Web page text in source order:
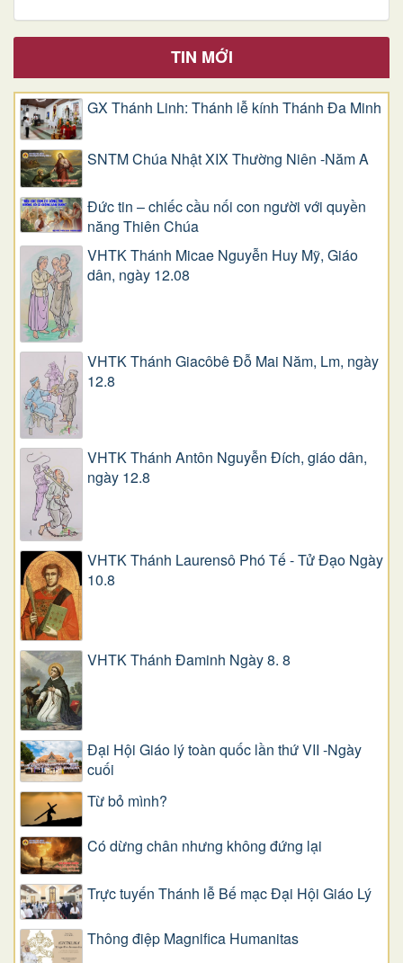
TIN MỚI
GX Thánh Linh: Thánh lễ kính Thánh Đa Minh
SNTM Chúa Nhật XIX Thường Niên -Năm A
Đức tin – chiếc cầu nối con người với quyền
năng Thiên Chúa
VHTK Thánh Micae Nguyễn Huy Mỹ, Giáo
dân, ngày 12.08
VHTK Thánh Giacôbê Ðỗ Mai Năm, Lm, ngày
12.8
VHTK Thánh Antôn Nguyễn Ðích, giáo dân,
ngày 12.8
VHTK Thánh Laurensô Phó Tế - Tử Đạo Ngày
10.8
VHTK Thánh Đaminh Ngày 8. 8
Đại Hội Giáo lý toàn quốc lần thứ VII -Ngày
cuối
Từ bỏ mình?
Có dừng chân nhưng không đứng lại
Trực tuyến Thánh lễ Bế mạc Đại Hội Giáo Lý
Thông điệp Magnifica Humanitas